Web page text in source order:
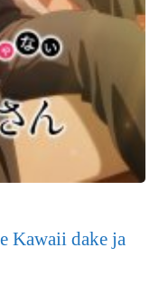
Kawaii dake ja